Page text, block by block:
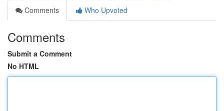
Comments
Who Upvoted
Comments
Submit a Comment
No HTML